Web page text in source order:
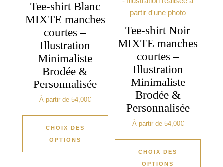
Tee-shirt Blanc
MIXTE manches
courtes –
Illustration
Minimaliste
Brodée &
Personnalisée
À partir de54,00€
CHOIX DES
OPTIONS
Tee-shirt Noir
MIXTE manches
courtes –
Illustration
Minimaliste
Brodée &
Personnalisée
À partir de 54,00€
CHOIX DES
OPTIONS